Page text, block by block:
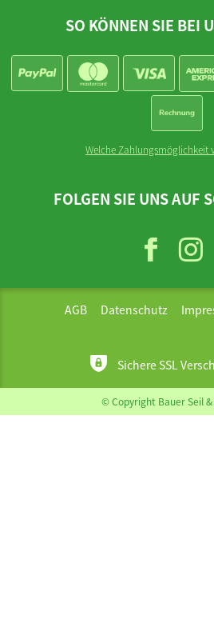
SO KÖNNEN SIE BEI
Welche Zahlungsmöglichkeit
FOLGEN SIE UNS AUF
© Copyright Bauer Seil
Sichere SSL
AGB Datenschutz